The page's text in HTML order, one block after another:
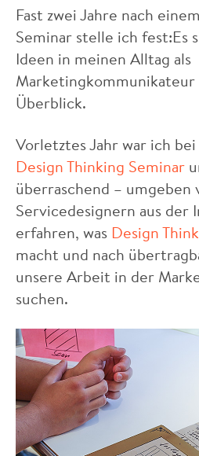
Fast zwei Jahre nach
Seminar stelle ich fest:Es
Ideen in meinen Alltag als
Marketingkommunikateur
Überblick.
Vorletztes Jahr war ich
Design Thinking Seminar
überraschend –
Servicedesignern aus der
erfahren, was Design
macht und nach
unsere Arbeit in der
suchen.